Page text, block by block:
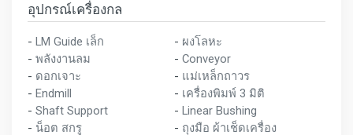
อุปกรณ์เครื่องกล
- LM Guide เล็ก - ผงโลหะ
- พลังงานลม - Conveyor
- ดอกเจาะ - แม่เหล็กถาวร
- Endmill - เครื่องพิมพ์ 3 มิติ
- Shaft Support - Linear Bushing
- น็อต สกรู - ถุงมือ ผ้าเช็ดเครื่อง